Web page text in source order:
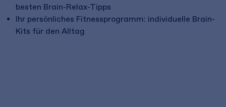
besten Brain-Relax-Tipps
Ihr persönliches Fitnessprogramm: individuelle Brain-
Kits für den Alltag